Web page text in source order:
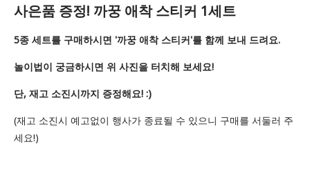
사은품 증정! 까꿍 애착 스티커 1세트
5종 세트를 구매하시면 '까꿍 애착 스티커'를 함께 보내 드려요.
놀이법이 궁금하시면 위 사진을 터치해 보세요!
단, 재고 소진시까지 증정해요! :)
(재고 소진시 예고없이 행사가 종료될 수 있으니 구매를 서둘러 주
세요!)